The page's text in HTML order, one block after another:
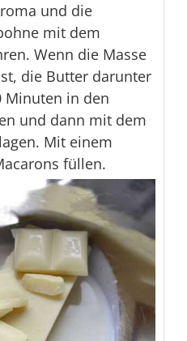
und die
mit dem
Wenn die Masse
die Butter darunter
Minuten in den
und dann mit dem
Mit einem
füllen.